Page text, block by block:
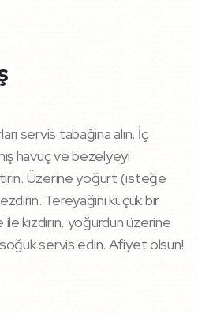
servis tabağına alın. İç
havuç ve bezelyeyi
Üzerine yoğurt (isteğe
Tereyağını küçük bir
kızdırın, yoğurdun üzerine
soğuk servis edin. Afiyet olsun!